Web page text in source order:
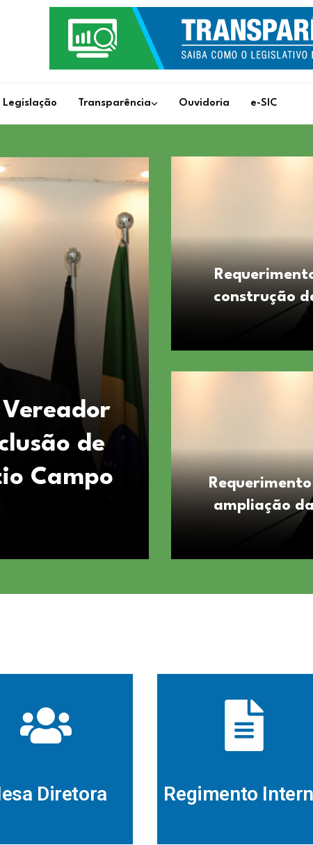
Legislação Transparência Ouvidoria e-SIC
de
Campo
construção
ampliação
Diretora Regimento